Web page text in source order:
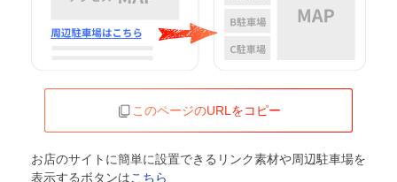
このページのURLをコピー
お店のサイトに簡単に設置できるリンク素材や周辺駐車場を
表示するボタンはこちら